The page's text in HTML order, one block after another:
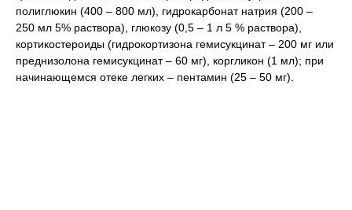
полиглюкин (400 – 800 мл), гидрокарбонат натрия (200 –
250 мл 5% раствора), глюкозу (0,5 – 1 л 5 % раствора),
кортикостероиды (гидрокортизона гемисукцинат – 200 мг или
преднизолона гемисукцинат – 60 мг), коргликон (1 мл); при
начинающемся отеке легких – пентамин (25 – 50 мг).